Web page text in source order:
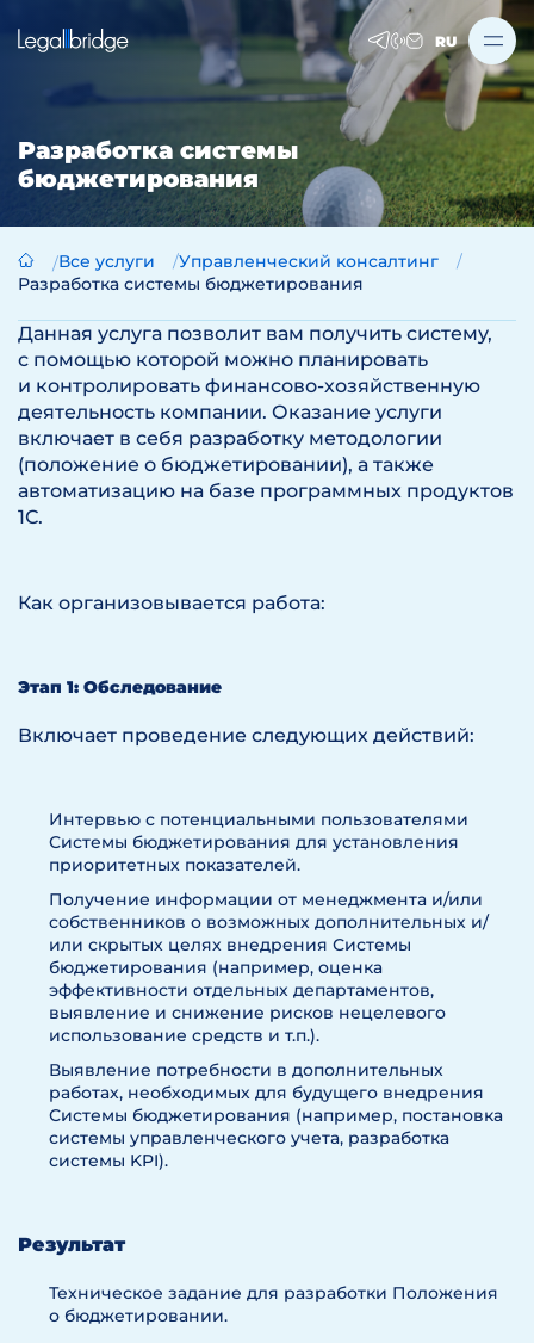
RU
Разработка системы
бюджетирования
Все услуги
Управленческий консалтинг
Разработка системы бюджетирования
Данная услуга позволит вам получить систему,
с помощью которой можно планировать
и контролировать финансово-хозяйственную
деятельность компании. Оказание услуги
включает в себя разработку методологии
(положение о бюджетировании), а также
автоматизацию на базе программных продуктов
1С.
Как организовывается работа:
Этап 1: Обследование
Включает проведение следующих действий:
Интервью с потенциальными пользователями
Системы бюджетирования для установления
приоритетных показателей.
Получение информации от менеджмента и/или
собственников о возможных дополнительных и/
или скрытых целях внедрения Системы
бюджетирования (например, оценка
эффективности отдельных департаментов,
выявление и снижение рисков нецелевого
использование средств и т.п.).
Выявление потребности в дополнительных
работах, необходимых для будущего внедрения
Системы бюджетирования (например, постановка
системы управленческого учета, разработка
системы KPI).
Результат
Техническое задание для разработки Положения
о бюджетировании.